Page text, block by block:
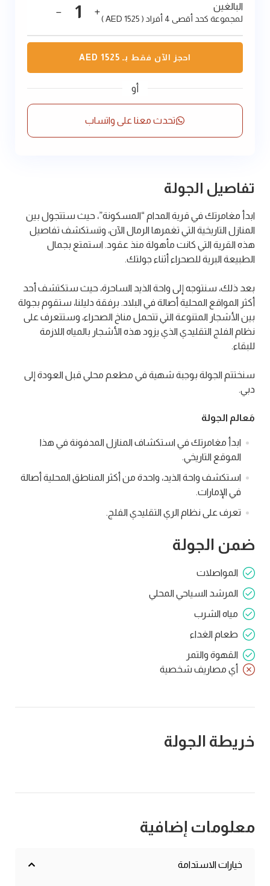
تفاصيل الجولة
ابدأ مغامرتك في قرية المدام “المسكونة”، حيث ستتجول بين
المنازل التاريخية التي تغمرها الرمال الآن، وتستكشف تفاصيل
هذه القرية التي كانت مأهولة منذ عقود. استمتع بجمال
الطبيعة البرية للصحراء أثناء جولتك.
بعد ذلك، سنتوجه إلى واحة الذيد الساحرة، حيث ستكتشف أحد
أكثر المواقع المحلية أصالة في البلاد. برفقة دليلنا، ستقوم بجولة
بين الأشجار المتنوعة التي تتحمل مناخ الصحراء، وستتعرف على
نظام الفلج التقليدي الذي يزود هذه الأشجار بالمياه اللازمة
للبقاء.
سنختتم الجولة بوجبة شهية في مطعم محلي قبل العودة إلى
دبي.
مَعالم الجولة
ابدأ مغامرتك في استكشاف المنازل المدفونة في هذا
الموقع التاريخي.
استكشف واحة الذيد، واحدة من أكثر المناطق المحلية أصالة
في الإمارات.
تعرف على نظام الري التقليدي الفلج.
ضمن الجولة
المواصلات
المرشد السياحي المحلي
مياه الشرب
طعام الغداء
القهوة والتمر
أي مصاريف شخصية
خريطة الجولة
معلومات إضافية
خيارات الاستدامة
البالغين
لمجموعة كحد أقصى 4 أفراد ( AED 1525 ) 1
احجز الآن فقط بـ AED 1525
أو
تحدث معنا على واتساب